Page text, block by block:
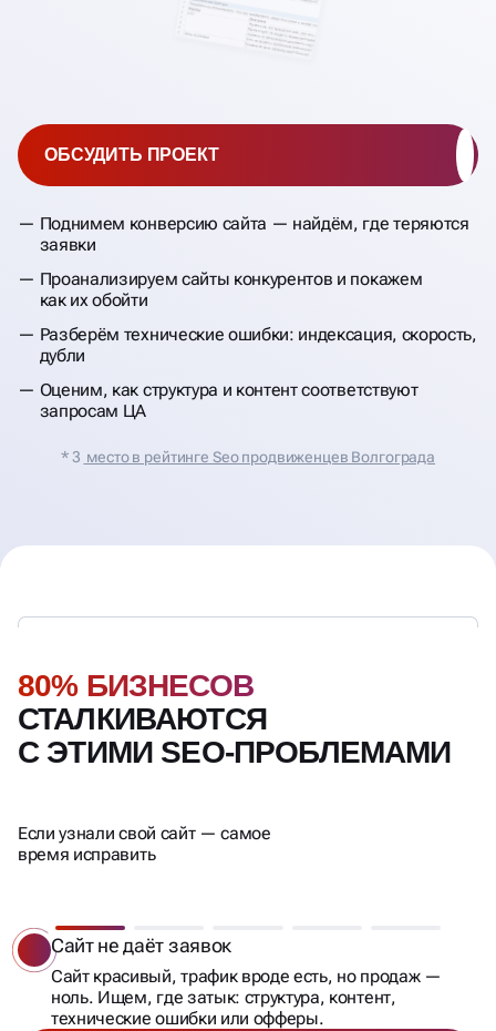
Поднимем конверсию сайта — найдём, где теряются
заявки
Проанализируем сайты конкурентов и покажем
как их обойти
Разберём технические ошибки: индексация, скорость,
дубли
Оценим, как структура и контент соответствуют
запросам ЦА
ОБСУДИТЬ ПРОЕКТ
* 3 место в рейтинге Seo продвиженцев Волгограда
80% БИЗНЕСОВ
СТАЛКИВАЮТСЯ
С ЭТИМИ SEO-ПРОБЛЕМАМИ
Если узнали свой сайт — самое
время исправить
Упал трафик
Падают позиции, проседает видимость,
нет индексации — разберём, что именно пошло
не так, и как это чинить.